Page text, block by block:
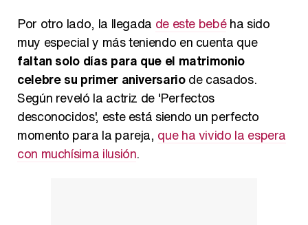
Por otro lado, la llegada de este bebéha sido
muy especial y más teniendo en cuenta que
faltan solo días para que el matrimonio
celebre su primer aniversariode casados.
Según reveló la actriz de 'Perfectos
desconocidos', este está siendo un perfecto
momento para la pareja, que ha vivido la espera
con muchísima ilusión.